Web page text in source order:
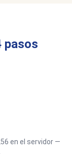
pasos
en el servidor —